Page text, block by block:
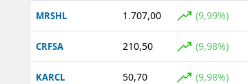
MRSHL 1.707,00 (9,99%)
CRFSA 210,50 (9,98%)
KARCL 50,70 (9,98%)